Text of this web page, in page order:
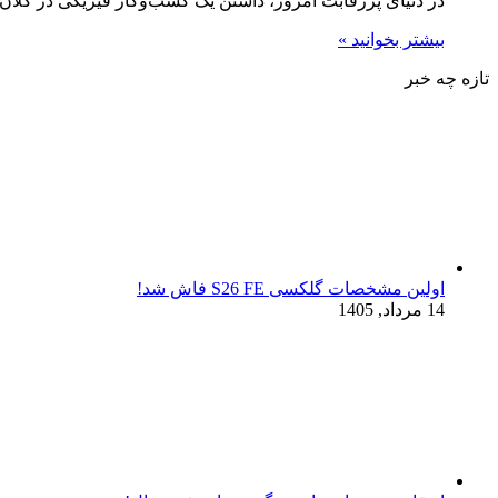
بیشتر بخوانید »
تازه چه خبر
اولین مشخصات گلکسی S26 FE فاش شد!
14 مرداد, 1405